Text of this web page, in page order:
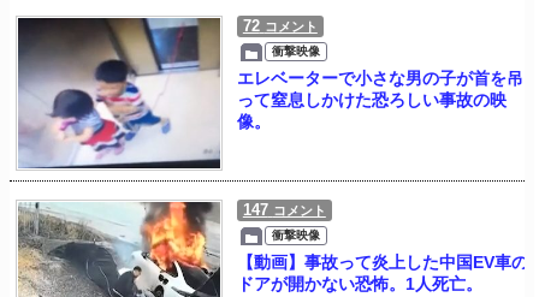
72 コメント
衝撃映像
エレベーターで小さな男の子が首を吊
って窒息しかけた恐ろしい事故の映
像。
147 コメント
衝撃映像
【動画】事故って炎上した中国EV車の
ドアが開かない恐怖。1人死亡。